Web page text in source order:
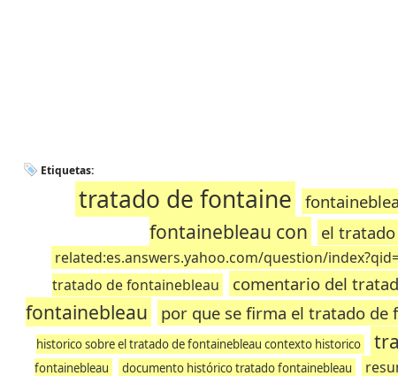
Etiquetas:
tratado de fontaine
fontainebleau con
el
related:es.answers.yahoo.com/question/
tratado de fontainebleau
comentario del
fontainebleau
por que se firma el tratado de
historico sobre el tratado de fontainebleau contexto historico
fontainebleau
documento histórico tratado fontainebleau